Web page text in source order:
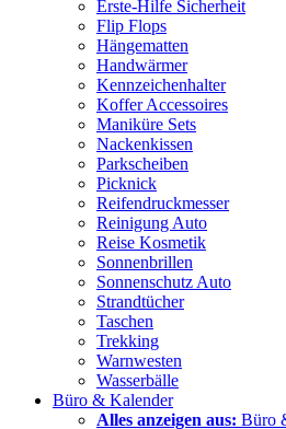
Erste-Hilfe Sicherheit
Flip Flops
Hängematten
Handwärmer
Kennzeichenhalter
Koffer Accessoires
Maniküre Sets
Nackenkissen
Parkscheiben
Picknick
Reifendruckmesser
Reinigung Auto
Reise Kosmetik
Sonnenbrillen
Sonnenschutz Auto
Strandtücher
Taschen
Trekking
Warnwesten
Wasserbälle
Büro & Kalender
Alles anzeigen aus: Büro